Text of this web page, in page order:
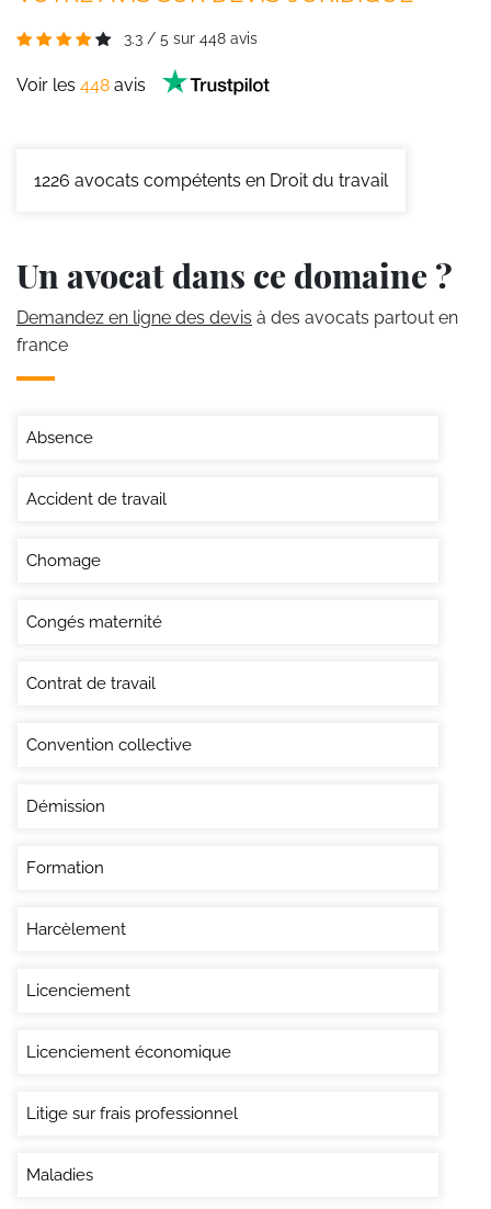
3.3 / 5 sur 448 avis
Voir les 448 avis
1226 avocats compétents en Droit du travail
Un avocat dans ce domaine ?
Demandez en ligne des devis à des avocats partout en
france
Absence
Accident de travail
Chomage
Congés maternité
Contrat de travail
Convention collective
Démission
Formation
Harcèlement
Licenciement
Licenciement économique
Litige sur frais professionnel
Maladies